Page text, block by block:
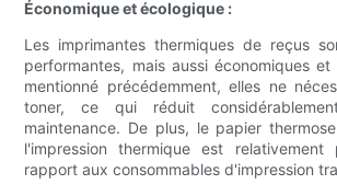
Économique et écologique :
Les imprimantes thermiques de reçus
performantes, mais aussi économiques et
mentionné précédemment, elles ne
toner, ce qui réduit
maintenance. De plus, le papier
l'impression thermique est
rapport aux consommables d'impression